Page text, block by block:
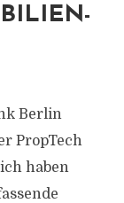
Berlin
PropTech
haben